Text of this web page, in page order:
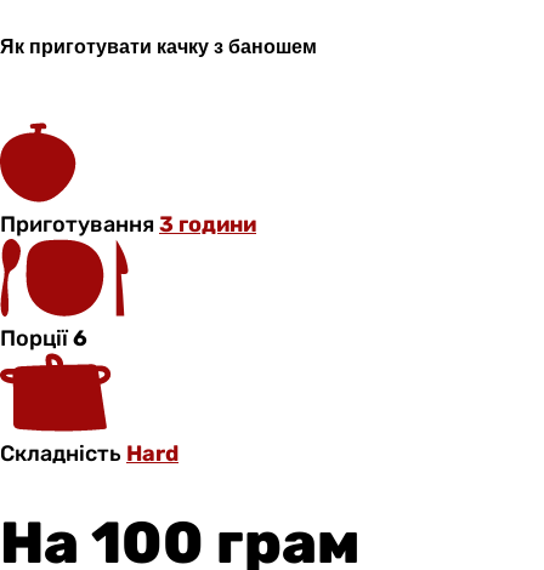
Як приготувати качку з баношем
Приготування3 години
Порції6
Складність Hard
На 100 грам